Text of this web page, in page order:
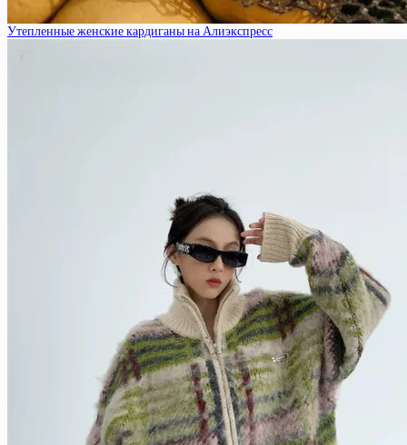
Утепленные женские кардиганы на Алиэкспресс